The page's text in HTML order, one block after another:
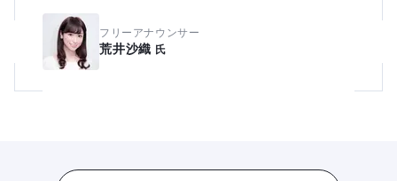
フリーアナウンサー
荒井沙織 氏